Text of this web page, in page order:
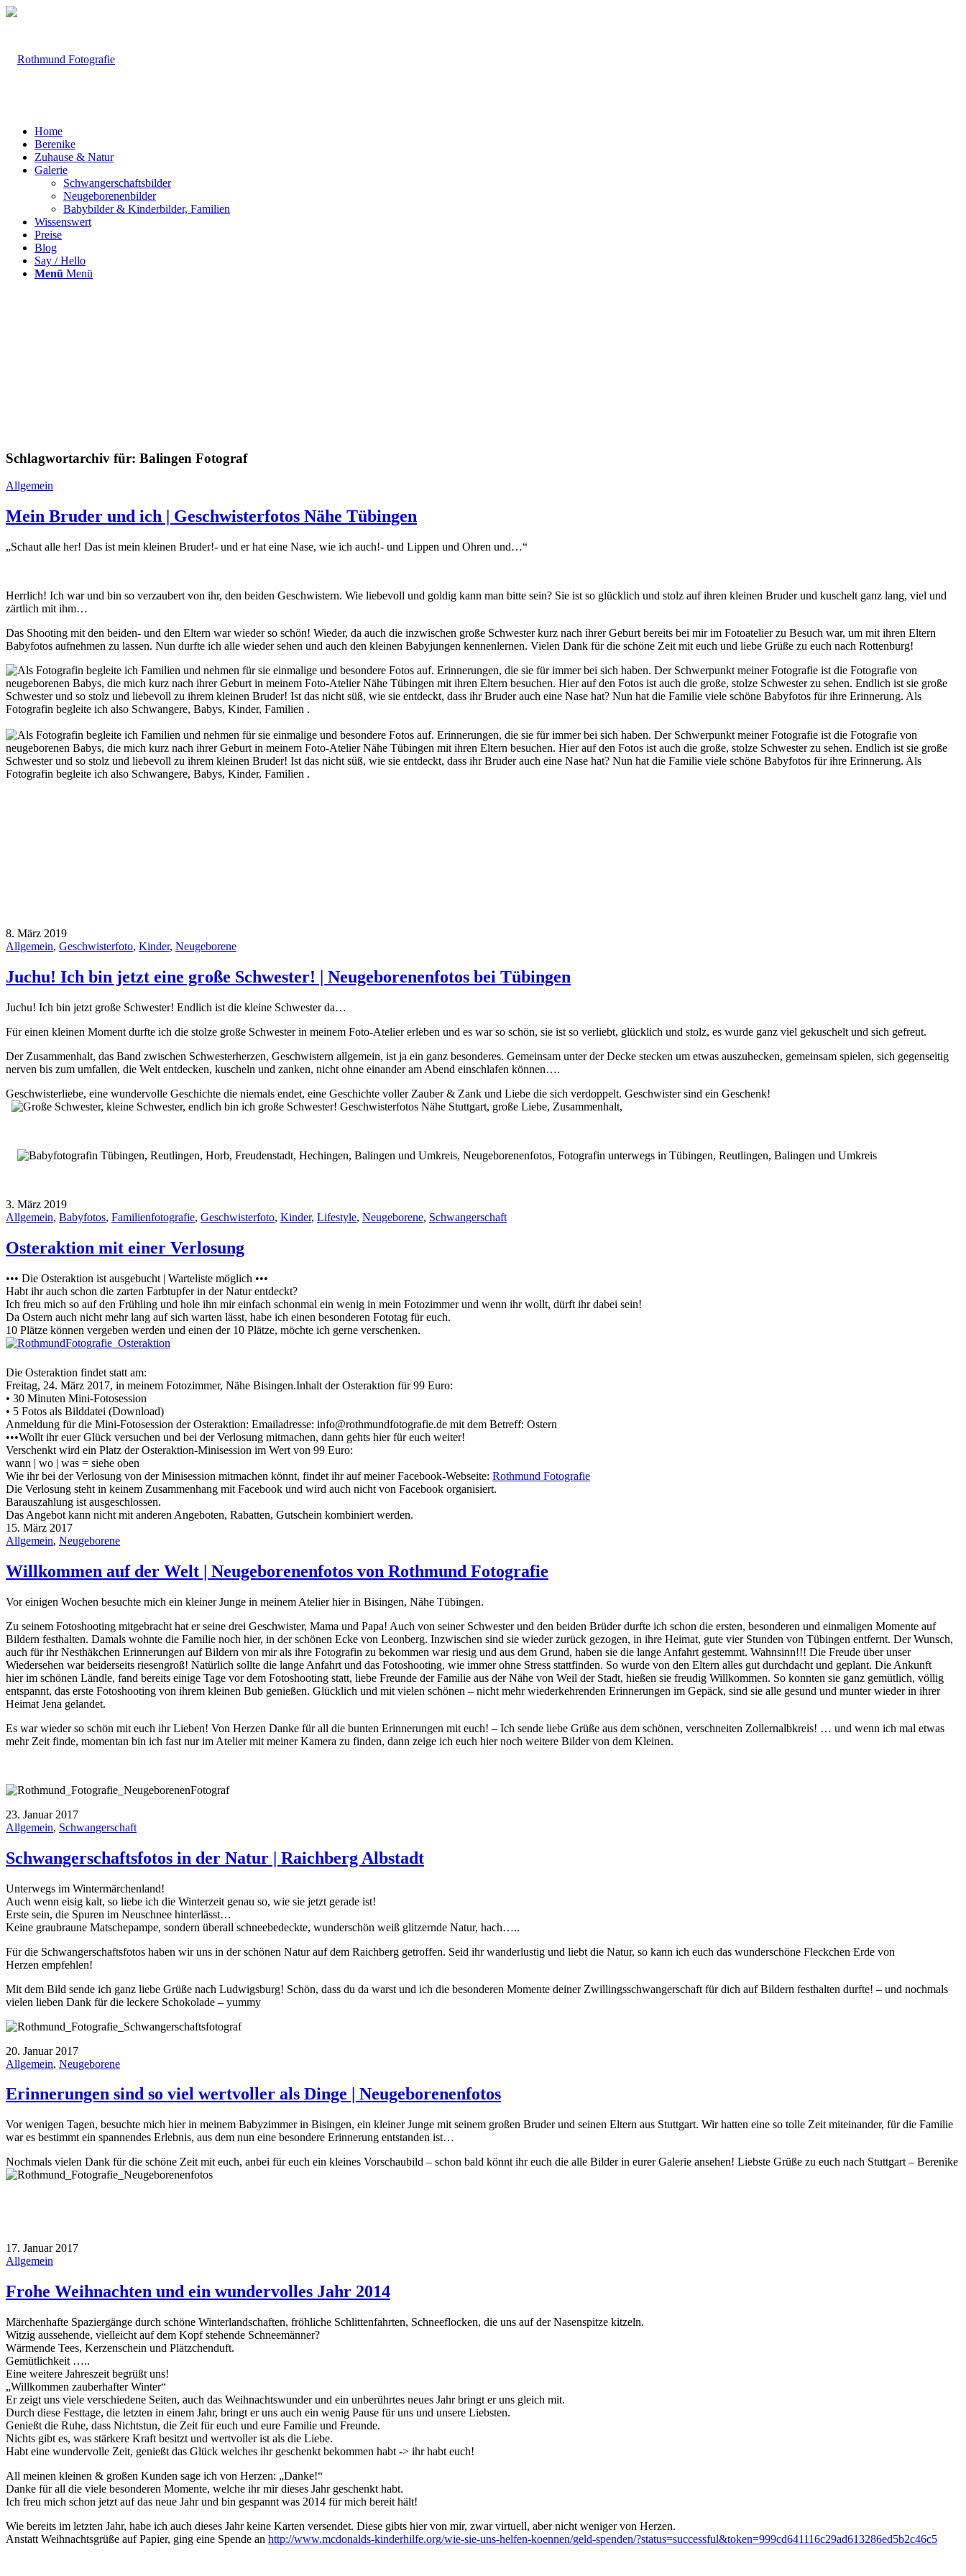
Home
Berenike
Zuhause & Natur
Galerie
Schwangerschaftsbilder
Neugeborenenbilder
Babybilder & Kinderbilder, Familien
Wissenswert
Preise
Blog
Say / Hello
Menü Menü
Schlagwortarchiv für: Balingen Fotograf
Allgemein
Mein Bruder und ich | Geschwisterfotos Nähe Tübingen
„Schaut alle her! Das ist mein kleinen Bruder!- und er hat eine Nase, wie ich auch!- und Lippen und Ohren und…“
Herrlich! Ich war und bin so verzaubert von ihr, den beiden Geschwistern. Wie liebevoll und goldig kann man bitte sein? Sie ist so glücklich und stolz auf ihren kleinen Bruder und kuschelt ganz lang, viel und
zärtlich mit ihm…
Das Shooting mit den beiden- und den Eltern war wieder so schön! Wieder, da auch die inzwischen große Schwester kurz nach ihrer Geburt bereits bei mir im Fotoatelier zu Besuch war, um mit ihren Eltern
Babyfotos aufnehmen zu lassen. Nun durfte ich alle wieder sehen und auch den kleinen Babyjungen kennenlernen. Vielen Dank für die schöne Zeit mit euch und liebe Grüße zu euch nach Rottenburg!
8. März 2019
Allgemein, Geschwisterfoto, Kinder, Neugeborene
Juchu! Ich bin jetzt eine große Schwester! | Neugeborenenfotos bei Tübingen
Juchu! Ich bin jetzt große Schwester! Endlich ist die kleine Schwester da…
Für einen kleinen Moment durfte ich die stolze große Schwester in meinem Foto-Atelier erleben und es war so schön, sie ist so verliebt, glücklich und stolz, es wurde ganz viel gekuschelt und sich gefreut.
Der Zusammenhalt, das Band zwischen Schwesterherzen, Geschwistern allgemein, ist ja ein ganz besonderes. Gemeinsam unter der Decke stecken um etwas auszuhecken, gemeinsam spielen, sich gegenseitig
nerven bis zum umfallen, die Welt entdecken, kuscheln und zanken, nicht ohne einander am Abend einschlafen können….
Geschwisterliebe, eine wundervolle Geschichte die niemals endet, eine Geschichte voller Zauber & Zank und Liebe die sich verdoppelt. Geschwister sind ein Geschenk!
3. März 2019
Allgemein, Babyfotos, Familienfotografie, Geschwisterfoto, Kinder, Lifestyle, Neugeborene, Schwangerschaft
Osteraktion mit einer Verlosung
••• Die Osteraktion ist ausgebucht | Warteliste möglich •••
Habt ihr auch schon die zarten Farbtupfer in der Natur entdeckt?
Ich freu mich so auf den Frühling und hole ihn mir einfach schonmal ein wenig in mein Fotozimmer und wenn ihr wollt, dürft ihr dabei sein!
Da Ostern auch nicht mehr lang auf sich warten lässt, habe ich einen besonderen Fototag für euch.
10 Plätze können vergeben werden und einen der 10 Plätze, möchte ich gerne verschenken.
Die Osteraktion findet statt am:
Freitag, 24. März 2017, in meinem Fotozimmer, Nähe Bisingen.Inhalt der Osteraktion für 99 Euro:
• 30 Minuten Mini-Fotosession
• 5 Fotos als Bilddatei (Download)
Anmeldung für die Mini-Fotosession der Osteraktion: Emailadresse: info@rothmundfotografie.de mit dem Betreff: Ostern
•••Wollt ihr euer Glück versuchen und bei der Verlosung mitmachen, dann gehts hier für euch weiter!
Verschenkt wird ein Platz der Osteraktion-Minisession im Wert von 99 Euro:
wann | wo | was = siehe oben
Wie ihr bei der Verlosung von der Minisession mitmachen könnt, findet ihr auf meiner Facebook-Webseite: Rothmund Fotografie
Die Verlosung steht in keinem Zusammenhang mit Facebook und wird auch nicht von Facebook organisiert.
Barauszahlung ist ausgeschlossen.
Das Angebot kann nicht mit anderen Angeboten, Rabatten, Gutschein kombiniert werden.
15. März 2017
Allgemein, Neugeborene
Willkommen auf der Welt | Neugeborenenfotos von Rothmund Fotografie
Vor einigen Wochen besuchte mich ein kleiner Junge in meinem Atelier hier in Bisingen, Nähe Tübingen.
Zu seinem Fotoshooting mitgebracht hat er seine drei Geschwister, Mama und Papa! Auch von seiner Schwester und den beiden Brüder durfte ich schon die ersten, besonderen und einmaligen Momente auf
Bildern festhalten. Damals wohnte die Familie noch hier, in der schönen Ecke von Leonberg. Inzwischen sind sie wieder zurück gezogen, in ihre Heimat, gute vier Stunden von Tübingen entfernt. Der Wunsch,
auch für ihr Nesthäkchen Erinnerungen auf Bildern von mir als ihre Fotografin zu bekommen war riesig und aus dem Grund, haben sie die lange Anfahrt gestemmt. Wahnsinn!!! Die Freude über unser
Wiedersehen war beiderseits riesengroß! Natürlich sollte die lange Anfahrt und das Fotoshooting, wie immer ohne Stress stattfinden. So wurde von den Eltern alles gut durchdacht und geplant. Die Ankunft
hier im schönen Ländle, fand bereits einige Tage vor dem Fotoshooting statt, liebe Freunde der Familie aus der Nähe von Weil der Stadt, hießen sie freudig Willkommen. So konnten sie ganz gemütlich, völlig
entspannt, das erste Fotoshooting von ihrem kleinen Bub genießen. Glücklich und mit vielen schönen – nicht mehr wiederkehrenden Erinnerungen im Gepäck, sind sie alle gesund und munter wieder in ihrer
Heimat Jena gelandet.
Es war wieder so schön mit euch ihr Lieben! Von Herzen Danke für all die bunten Erinnerungen mit euch! – Ich sende liebe Grüße aus dem schönen, verschneiten Zollernalbkreis! … und wenn ich mal etwas
mehr Zeit finde, momentan bin ich fast nur im Atelier mit meiner Kamera zu finden, dann zeige ich euch hier noch weitere Bilder von dem Kleinen.
23. Januar 2017
Allgemein, Schwangerschaft
Schwangerschaftsfotos in der Natur | Raichberg Albstadt
Unterwegs im Wintermärchenland!
Auch wenn eisig kalt, so liebe ich die Winterzeit genau so, wie sie jetzt gerade ist!
Erste sein, die Spuren im Neuschnee hinterlässt…
Keine graubraune Matschepampe, sondern überall schneebedeckte, wunderschön weiß glitzernde Natur, hach…..
Für die Schwangerschaftsfotos haben wir uns in der schönen Natur auf dem Raichberg getroffen. Seid ihr wanderlustig und liebt die Natur, so kann ich euch das wunderschöne Fleckchen Erde von
Herzen empfehlen!
Mit dem Bild sende ich ganz liebe Grüße nach Ludwigsburg! Schön, dass du da warst und ich die besonderen Momente deiner Zwillingsschwangerschaft für dich auf Bildern festhalten durfte! – und nochmals
vielen lieben Dank für die leckere Schokolade – yummy
20. Januar 2017
Allgemein, Neugeborene
Erinnerungen sind so viel wertvoller als Dinge | Neugeborenenfotos
Vor wenigen Tagen, besuchte mich hier in meinem Babyzimmer in Bisingen, ein kleiner Junge mit seinem großen Bruder und seinen Eltern aus Stuttgart. Wir hatten eine so tolle Zeit miteinander, für die Familie
war es bestimmt ein spannendes Erlebnis, aus dem nun eine besondere Erinnerung entstanden ist…
Nochmals vielen Dank für die schöne Zeit mit euch, anbei für euch ein kleines Vorschaubild – schon bald könnt ihr euch die alle Bilder in eurer Galerie ansehen! Liebste Grüße zu euch nach Stuttgart – Berenike
17. Januar 2017
Allgemein
Frohe Weihnachten und ein wundervolles Jahr 2014
Märchenhafte Spaziergänge durch schöne Winterlandschaften, fröhliche Schlittenfahrten, Schneeflocken, die uns auf der Nasenspitze kitzeln.
Witzig aussehende, vielleicht auf dem Kopf stehende Schneemänner?
Wärmende Tees, Kerzenschein und Plätzchenduft.
Gemütlichkeit …..
Eine weitere Jahreszeit begrüßt uns!
„Willkommen zauberhafter Winter“
Er zeigt uns viele verschiedene Seiten, auch das Weihnachtswunder und ein unberührtes neues Jahr bringt er uns gleich mit.
Durch diese Festtage, die letzten in einem Jahr, bringt er uns auch ein wenig Pause für uns und unsere Liebsten.
Genießt die Ruhe, dass Nichtstun, die Zeit für euch und eure Familie und Freunde.
Nichts gibt es, was stärkere Kraft besitzt und wertvoller ist als die Liebe.
Habt eine wundervolle Zeit, genießt das Glück welches ihr geschenkt bekommen habt -> ihr habt euch!
All meinen kleinen & großen Kunden sage ich von Herzen: „Danke!“
Danke für all die viele besonderen Momente, welche ihr mir dieses Jahr geschenkt habt.
Ich freu mich schon jetzt auf das neue Jahr und bin gespannt was 2014 für mich bereit hält!
Wie bereits im letzten Jahr, habe ich auch dieses Jahr keine Karten versendet. Diese gibts hier von mir, zwar virtuell, aber nicht weniger von Herzen.
Anstatt Weihnachtsgrüße auf Papier, ging eine Spende an http://www.mcdonalds-kinderhilfe.org/wie-sie-uns-helfen-koennen/geld-spenden/?status=successful&token=999cd641116c29ad613286ed5b2c46c5